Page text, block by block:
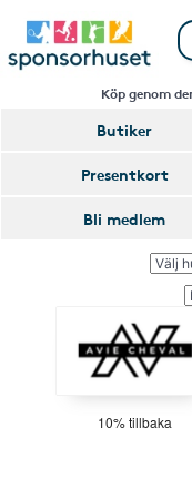
Köp genom
Butiker
Presentkort
Bli medlem
10% tillbaka